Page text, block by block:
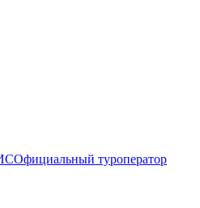
Официальный туроператор